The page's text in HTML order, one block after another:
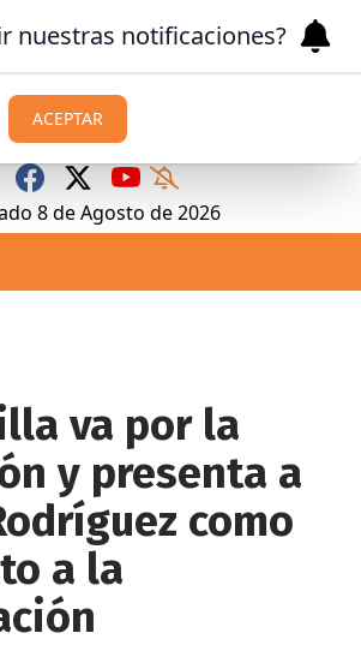
8deAgosto de 2026
va por la
y presenta a
como
a la
nuestras notificaciones?
ACEPTAR